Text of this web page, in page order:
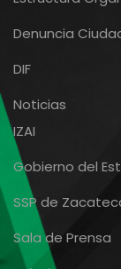
Denuncia
DIF
Noticias
IZAI
Gobierno del
SSP de
Sala de Prensa